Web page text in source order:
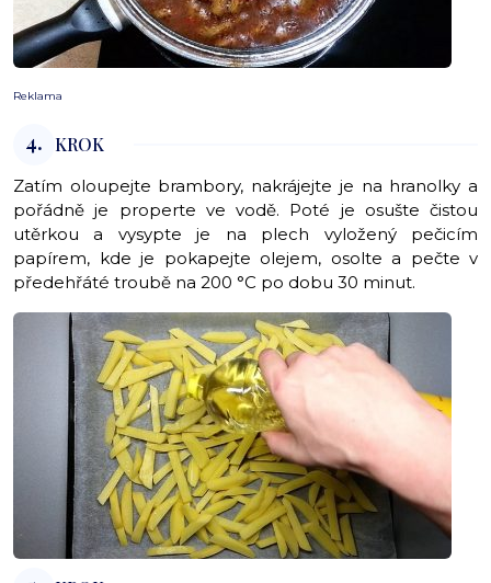
Reklama
4. KROK
Zatím oloupejte brambory, nakrájejte je na hranolky a
pořádně je properte ve vodě. Poté je osušte čistou
utěrkou a vysypte je na plech vyložený pečicím
papírem, kde je pokapejte olejem, osolte a pečte v
předehřáté troubě na 200 °C po dobu 30 minut.